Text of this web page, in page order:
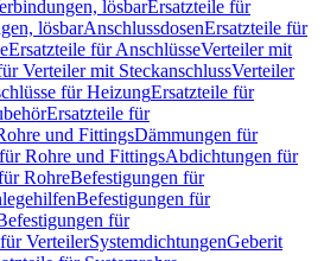
lösbarErsatzteile für
lösbarAnschlussdosenErsatzteile für
Ersatzteile für AnschlüsseVerteiler mit
Verteiler mit SteckanschlussVerteiler
für HeizungErsatzteile für
Ersatzteile für
und FittingsDämmungen für
Rohre und FittingsAbdichtungen für
RohreBefestigungen für
Befestigungen für
für
VerteilerSystemdichtungenGeberit